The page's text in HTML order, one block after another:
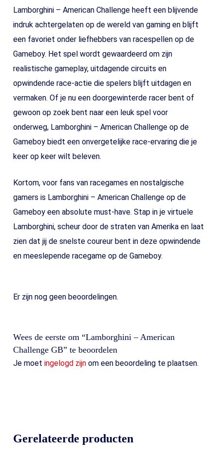
Lamborghini – American Challenge heeft een blijvende
indruk achtergelaten op de wereld van gaming en blijft
een favoriet onder liefhebbers van racespellen op de
Gameboy. Het spel wordt gewaardeerd om zijn
realistische gameplay, uitdagende circuits en
opwindende race-actie die spelers blijft uitdagen en
vermaken. Of je nu een doorgewinterde racer bent of
gewoon op zoek bent naar een leuk spel voor
onderweg, Lamborghini – American Challenge op de
Gameboy biedt een onvergetelijke race-ervaring die je
keer op keer wilt beleven.
Kortom, voor fans van racegames en nostalgische
gamers is Lamborghini – American Challenge op de
Gameboy een absolute must-have. Stap in je virtuele
Lamborghini, scheur door de straten van Amerika en laat
zien dat jij de snelste coureur bent in deze opwindende
en meeslepende racegame op de Gameboy.
Er zijn nog geen beoordelingen.
Wees de eerste om “Lamborghini – American
Challenge GB” te beoordelen
Je moet ingelogd zijnom een beoordeling te plaatsen.
Gerelateerde producten